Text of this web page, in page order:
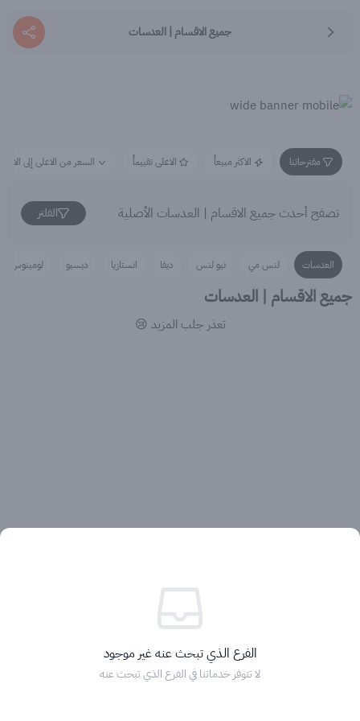
جميع الاقسام | العدسات
مقترحاتنا الاكثر مبيعاً الاعلى تقييماً السعر من الاعلى إلى الاقل
تصفح أحدث جميع الاقسام | العدسات الأصلية الفلتر
العدسات لنس مي نيو لنس ديفا انستازيا ديسيو لومينوس
جميع الاقسام | العدسات
تعذر جلب المزيد 😢
الفرع الذي تبحث عنه غير موجود
لا تتوفر خدماتنا في الفرع الذي تبحث عنه